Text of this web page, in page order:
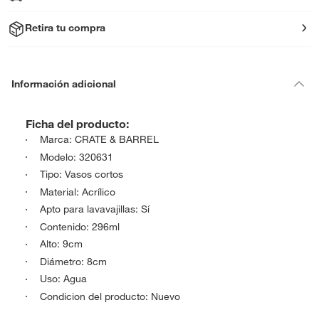
Retira tu compra
Información adicional
Ficha del producto:
Marca: CRATE & BARREL
Modelo: 320631
Tipo: Vasos cortos
Material: Acrílico
Apto para lavavajillas: Sí
Contenido: 296ml
Alto: 9cm
Diámetro: 8cm
Uso: Agua
Condicion del producto: Nuevo